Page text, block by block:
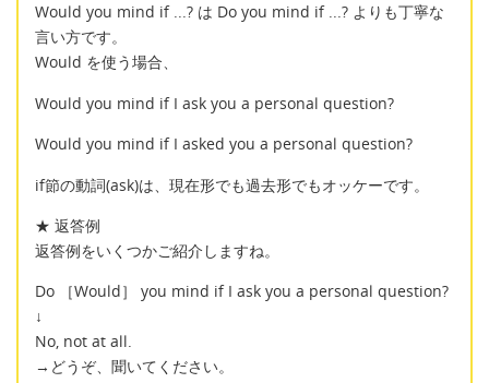
Would you mind if ...? は Do you mind if ...? よりも丁寧な
言い方です。
Would を使う場合、
Would you mind if I ask you a personal question?
Would you mind if I asked you a personal question?
if節の動詞(ask)は、現在形でも過去形でもオッケーです。
★ 返答例
返答例をいくつかご紹介しますね。
Do ［Would］ you mind if I ask you a personal question?
↓
No, not at all.
→どうぞ、聞いてください。